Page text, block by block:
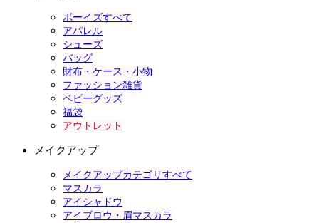
ボーイズすべて
アパレル
シューズ
バッグ
財布・ケース・小物
ファッション雑貨
ベビーグッズ
福袋
アウトレット
メイクアップ
メイクアップカテゴリすべて
マスカラ
アイシャドウ
アイブロウ・眉マスカラ